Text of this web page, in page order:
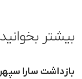
بیشتر
بازداشت سارا